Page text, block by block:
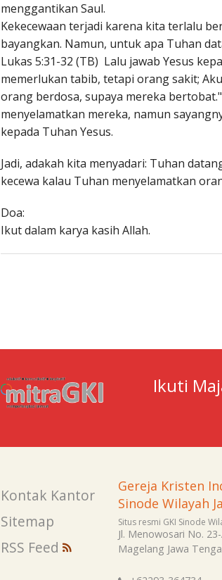
menggantikan Saul.
Kekecewaan terjadi karena kita terlalu
bayangkan. Namun, untuk apa Tuhan
Lukas 5:31-32 (TB) Lalu jawab Yesus
memerlukan tabib, tetapi orang sakit;
orang berdosa, supaya mereka
menyelamatkan mereka, namun
kepada Tuhan Yesus.
Jadi, adakah kita menyadari: Tuhan
kecewa kalau Tuhan menyelamatkan
Doa:
Ikut dalam karya kasih Allah.
Ikuti
Kontak Kantor
Sitemap
RSS Feed
Gereja Kristen
Sinode Wilayah
Situs resmi GKI Sinode
Jl. Menowosari No.
Magelang Jawa